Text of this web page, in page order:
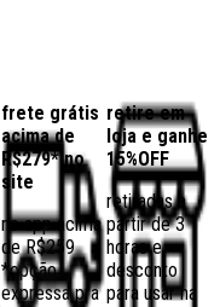
frete grátis
acima de
R$279* no
site
no app acima
de R$259
*opção
expressa pra
retire em
loja e ganhe
15%OFF
retiradas a
partir de 3
horas e
desconto
para usar na